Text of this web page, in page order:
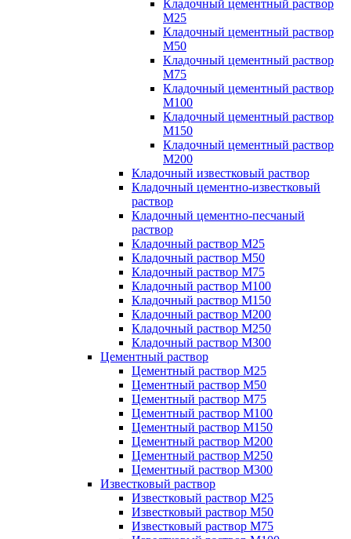
Кладочный цементный раствор
М25
Кладочный цементный раствор
М50
Кладочный цементный раствор
М75
Кладочный цементный раствор
М100
Кладочный цементный раствор
М150
Кладочный цементный раствор
М200
Кладочный известковый раствор
Кладочный цементно-известковый
раствор
Кладочный цементно-песчаный
раствор
Кладочный раствор М25
Кладочный раствор М50
Кладочный раствор М75
Кладочный раствор М100
Кладочный раствор М150
Кладочный раствор М200
Кладочный раствор М250
Кладочный раствор М300
Цементный раствор
Цементный раствор М25
Цементный раствор М50
Цементный раствор М75
Цементный раствор М100
Цементный раствор М150
Цементный раствор М200
Цементный раствор М250
Цементный раствор М300
Известковый раствор
Известковый раствор М25
Известковый раствор М50
Известковый раствор М75